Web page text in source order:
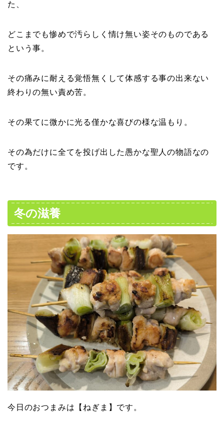
た、
どこまでも惨めで汚らしく情け無い姿そのものである
という事。
その痛みに耐える覚悟無くして体感する事の出来ない
終わりの無い責め苦。
その果てに微かに光る僅かな喜びの様な温もり。
その為だけに全てを投げ出した愚かな聖人の物語なの
です。
冬の滋養
今日のおつまみは【ねぎま】です。